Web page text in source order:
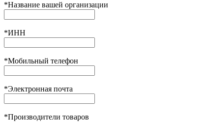
*Название вашей организации
*ИНН
*Мобильный телефон
*Электронная почта
*Производители товаров